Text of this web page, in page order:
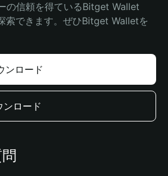
の信頼を得ているBitget Wallet
索できます。ぜひBitget Walletを
ンロード
ロード